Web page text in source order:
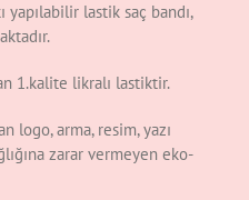
yapılabilir lastik saç bandı,
1.kalite likralı lastiktir.
logo, arma, resim, yazı
zarar vermeyen eko-